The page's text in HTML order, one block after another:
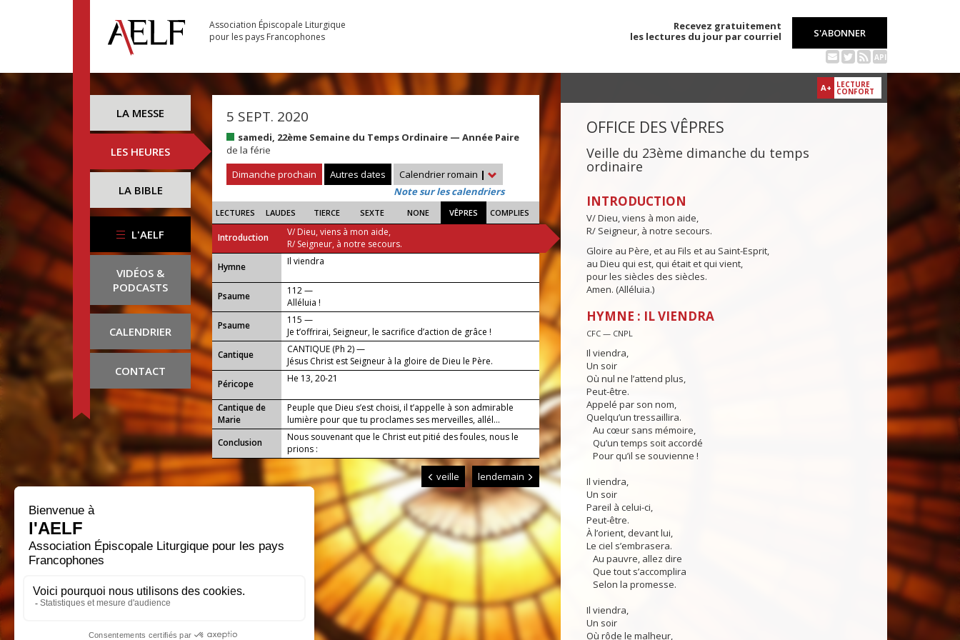
Association Épiscopale Liturgique
pour les pays Francophones
Recevez gratuitement
les lectures du jour par courriel
S'ABONNER
API
LA MESSE
LES HEURES
LA BIBLE
L'AELF
VIDÉOS &
PODCASTS
CALENDRIER
CONTACT
5 SEPT. 2020
samedi, 22ème Semaine du Temps Ordinaire — Année Paire
de la férie
Dimanche prochain
Autres dates Calendrier romain |
Note sur les calendriers
LECTURES LAUDES TIERCE SEXTE NONE VÊPRES COMPLIES
Introduction
V/ Dieu, viens à mon aide,
R/ Seigneur, à notre secours.
...
Hymne Il viendra
Psaume
112 —
Alléluia !
Psaume
115 —
Je t’offrirai, Seigneur, le sacrifice d’action de grâce !
Cantique
CANTIQUE (Ph 2) —
Jésus Christ est Seigneur à la gloire de Dieu le Père.
Péricope
He 13, 20-21
Cantique de
Marie
Peuple que Dieu s’est choisi, il t’appelle à son admirable
lumière pour que tu proclames ses merveilles, allél...
Conclusion
Nous souvenant que le Christ eut pitié des foules, nous le
prions :
veille lendemain
A+ LECTURE
CONFORT
OFFICE DES VÊPRES
Veille du 23ème dimanche du temps
ordinaire
INTRODUCTION
V/ Dieu, viens à mon aide,
R/ Seigneur, à notre secours.
Gloire au Père, et au Fils et au Saint-Esprit,
au Dieu qui est, qui était et qui vient,
pour les siècles des siècles.
Amen. (Alléluia.)
HYMNE : IL VIENDRA
CFC — CNPL
Il viendra,
Un soir
Où nul ne l’attend plus,
Peut-être.
Appelé par son nom,
Quelqu’un tressaillira.
Au cœur sans mémoire,
Qu’un temps soit accordé
Pour qu’il se souvienne !
Il viendra,
Un soir
Pareil à celui-ci,
Peut-être.
À l’orient, devant lui,
Le ciel s’embrasera.
Au pauvre, allez dire
Que tout s’accomplira
Selon la promesse.
Il viendra,
Un soir
Où rôde le malheur,